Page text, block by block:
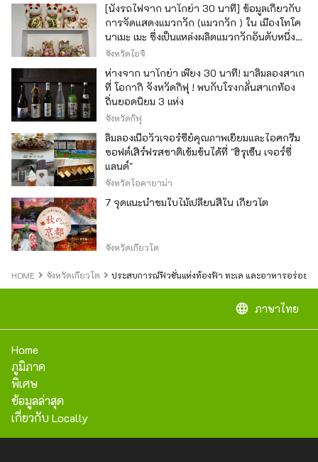
[นั่งรถไฟจาก นาโกย่า 30 นาที] ข้อมูลเกี่ยวกับ
การจัดแสดงแมวกวัก (แมวกวัก ) ใน เมืองโทโค
นาเมะ เมะ ซึ่งเป็นแหล่งผลิตแมวกวักอันดับหนึ่ง
ของญี่ปุ่น
จังหวัดไอจิ
ห่างจาก นาโกย่า เพียง 30 นาที! มาลิ้มลองสาเก
ที่ โอกากิ จังหวัดกิฟุ ! พบกับโรงกลั่นสาเกท้อง
ถิ่นยอดนิยม 3 แห่ง
จังหวัดกิฟุ
ลิ้มลองเนื้อวัวเจอร์ซีย์คุณภาพเยี่ยมและไอศกรีม
ซอฟต์เสิร์ฟรสชาติเข้มข้นได้ที่ "ฮิรุเซ็น เจอร์ซี่
แลนด์"
จังหวัดโอคายาม่า
7 จุดแนะนำชมใบไม้เปลี่ยนสีใน เกียวโต
จังหวัดเกียวโต
HOME จังหวัดเกียวโต ประสบการณ์ฟิวชั่นแห่งท้องฟ้า ทะเล และอาหารอร่อย
language ภาษาไทย
Home
ภูมิภาค
พิเศษ
ข้อมูลล่าสุด
เกี่ยวกับ Locally